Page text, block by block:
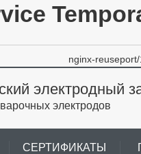
nginx-reuseport/
электродный
электродов
СЕРТИФИКАТЫ